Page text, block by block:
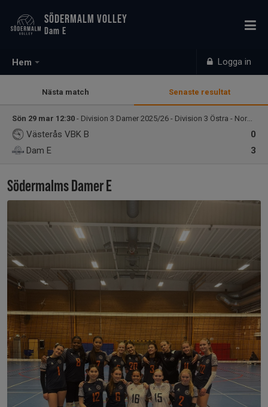
Hem Logga in
SÖDERMALM VOLLEY
Dam E
Nästa match Senaste resultat
Sön 29 mar 12:30 - Division 3 Damer 2025/26 - Division 3 Östra - Nord Damer
0
Västerås VBK B
3
Dam E
Södermalms Damer E